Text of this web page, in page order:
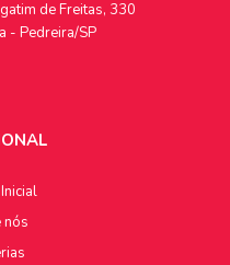
de Freitas, 330
- Pedreira/SP
nós